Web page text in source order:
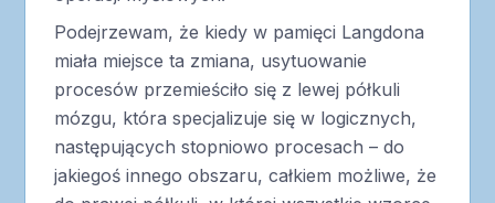
Podejrzewam, że kiedy w pamięci Langdona
miała miejsce ta zmiana, usytuowanie
procesów przemieściło się z lewej półkuli
mózgu, która specjalizuje się w logicznych,
następujących stopniowo procesach – do
jakiegoś innego obszaru, całkiem możliwe, że